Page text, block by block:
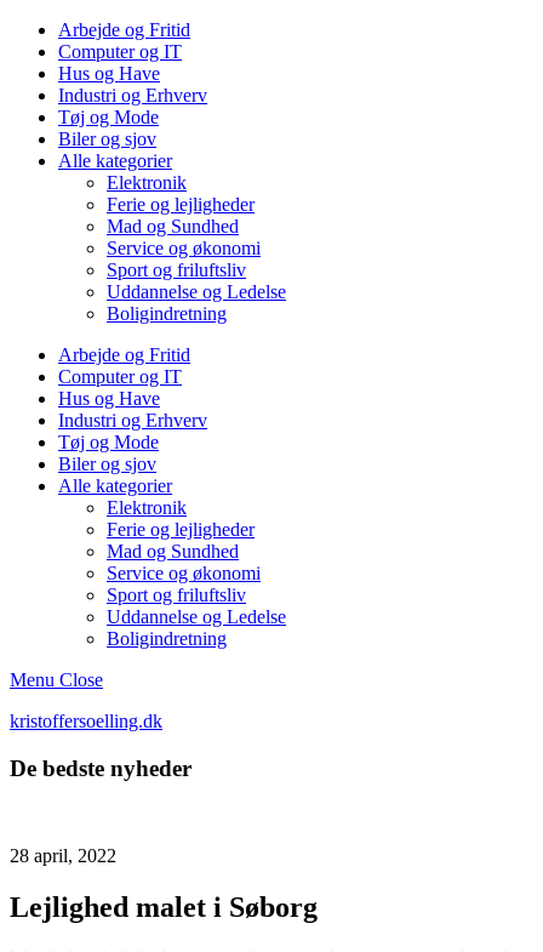
Arbejde og Fritid
Computer og IT
Hus og Have
Industri og Erhverv
Tøj og Mode
Biler og sjov
Alle kategorier
Elektronik
Ferie og lejligheder
Mad og Sundhed
Service og økonomi
Sport og friluftsliv
Uddannelse og Ledelse
Boligindretning
Arbejde og Fritid
Computer og IT
Hus og Have
Industri og Erhverv
Tøj og Mode
Biler og sjov
Alle kategorier
Elektronik
Ferie og lejligheder
Mad og Sundhed
Service og økonomi
Sport og friluftsliv
Uddannelse og Ledelse
Boligindretning
Menu Close
kristoffersoelling.dk
De bedste nyheder
28 april, 2022
Lejlighed malet i Søborg